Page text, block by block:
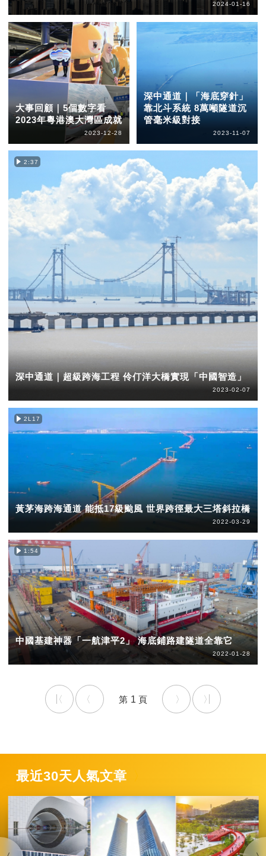
2024-01-16
大事回顧｜5個數字看
2023年粵港澳大灣區成就
2023-12-28
深中通道｜「海底穿針」
靠北斗系統 8萬噸隧道沉
管毫米級對接
2023-11-07
2:37
深中通道｜超級跨海工程 伶仃洋大橋實現「中國智造」
2023-02-07
2L17
黃茅海跨海通道 能抵17級颱風 世界跨徑最大三塔斜拉橋
2022-03-29
1:54
中國基建神器「一航津平2」 海底鋪路建隧道全靠它
2022-01-28
1
最近30天人氣文章